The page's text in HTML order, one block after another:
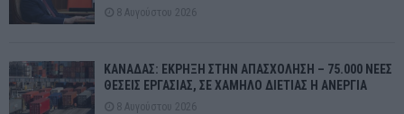
8 Αυγούστου 2026
ΚΑΝΑΔΑΣ: ΕΚΡΗΞΗ ΣΤΗΝ ΑΠΑΣΧΟΛΗΣΗ – 75.000 ΝΕΕΣ
ΘΕΣΕΙΣ ΕΡΓΑΣΙΑΣ, ΣΕ ΧΑΜΗΛΟ ΔΙΕΤΙΑΣ Η ΑΝΕΡΓΙΑ
8 Αυγούστου 2026